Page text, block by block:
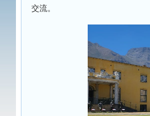
交流。